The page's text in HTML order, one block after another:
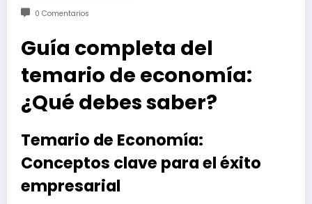
0 Comentarios
Guía completa del
temario de economía:
¿Qué debes saber?
Temario de Economía:
Conceptos clave para el éxito
empresarial